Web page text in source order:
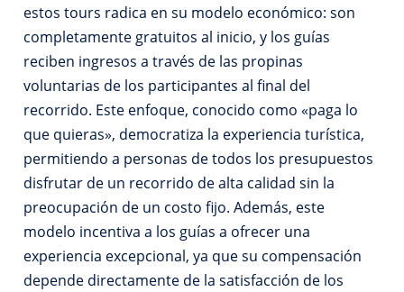
estos tours radica en su modelo económico: son
completamente gratuitos al inicio, y los guías
reciben ingresos a través de las propinas
voluntarias de los participantes al final del
recorrido. Este enfoque, conocido como «paga lo
que quieras», democratiza la experiencia turística,
permitiendo a personas de todos los presupuestos
disfrutar de un recorrido de alta calidad sin la
preocupación de un costo fijo. Además, este
modelo incentiva a los guías a ofrecer una
experiencia excepcional, ya que su compensación
depende directamente de la satisfacción de los